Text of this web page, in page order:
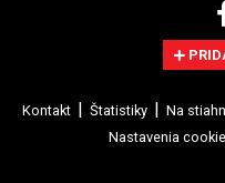
Kontakt Štatistiky Na
Nastavenia